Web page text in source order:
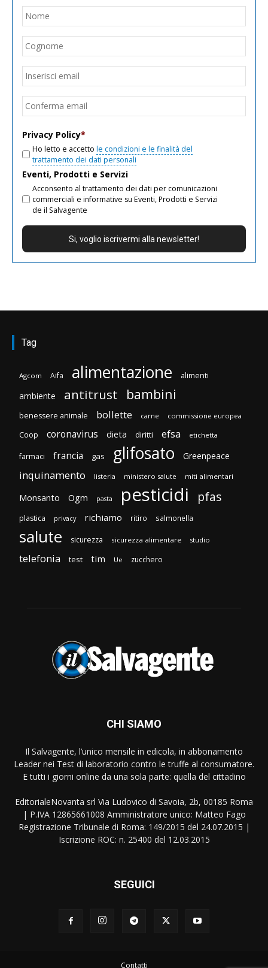
Nome
Email
Privacy Policy*
Ho letto e accetto le condizioni e le finalità del
trattamento dei dati personali
Eventi, Prodotti e Servizi
Acconsento al trattamento dei dati per comunicazioni
commerciali e informative su Eventi, Prodotti e Servizi
de il Salvagente
Tag
Agcom Aifa alimentazione alimenti
ambiente antitrust bambini
benessere animale bollette carne commissione europea
Coop coronavirus dieta diritti efsa etichetta
farmaci francia gas glifosato Greenpeace
inquinamento listeria ministero salute miti alimentari
Monsanto Ogm pasta pesticidi pfas
plastica privacy richiamo ritiro salmonella
salute sicurezza sicurezza alimentare studio
telefonia test tim Ue zucchero
CHI SIAMO
Il Salvagente, l’unico mensile in edicola, in abbonamento
Leader nei Test di laboratorio contro le truffe al consumatore.
E tutti i giorni online da una sola parte: quella del cittadino
EditorialeNovanta srl Via Ludovico di Savoia, 2b, 00185 Roma
| P.IVA 12865661008 Amministratore unico: Matteo Fago
Registrazione Tribunale di Roma: 149/2015 del 24.07.2015 |
Iscrizione ROC: n. 25400 del 12.03.2015
SEGUICI
Contatti